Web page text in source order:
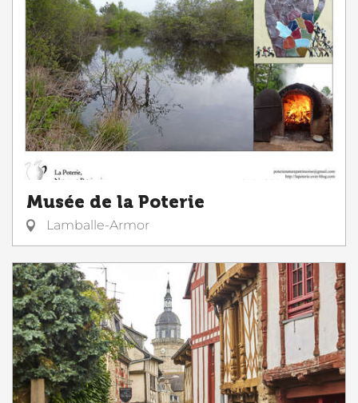
Musée de la Poterie
Lamballe-Armor